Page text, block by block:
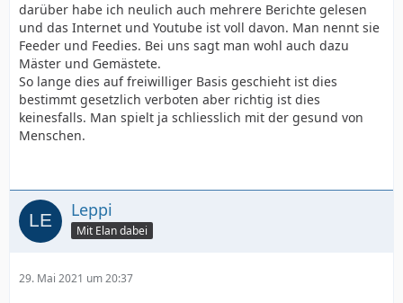
darüber habe ich neulich auch mehrere Berichte gelesen
und das Internet und Youtube ist voll davon. Man nennt sie
Feeder und Feedies. Bei uns sagt man wohl auch dazu
Mäster und Gemästete.
So lange dies auf freiwilliger Basis geschieht ist dies
bestimmt gesetzlich verboten aber richtig ist dies
keinesfalls. Man spielt ja schliesslich mit der gesund von
Menschen.
Leppi
Mit Elan dabei
29. Mai 2021 um 20:37